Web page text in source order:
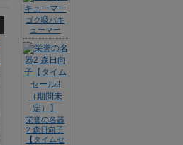
ゴク吸バキ
ューマー
栄誉の名器
2 森日向子
【タイムセ